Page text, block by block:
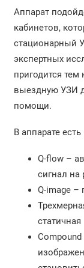
Аппарат
кабинетов,
стационарный
экспертных
пригодится
выездную УЗИ
помощи.
В аппарате
Q-flow –
сигнал на
Q-image –
статичная